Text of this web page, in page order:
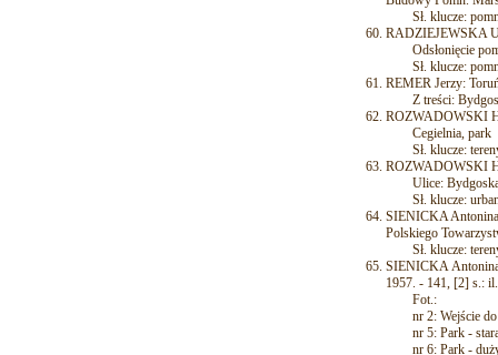
Sł. klucze:
RADZIEJEWSKA
Odsłonięcie
Sł. klucze:
REMER Jerzy:
Z treści:
ROZWADOWSKI
Cegielnia, park
Sł. klucze:
ROZWADOWSKI
Ulice: Bydgoska,
Sł. klucze:
SIENICKA
Polskiego
Sł. klucze:
SIENICKA
1957. - 141, [2] s.: il.
Fot.:
nr 2: Wejście do
nr 5: Park - stara
nr 6: Park -